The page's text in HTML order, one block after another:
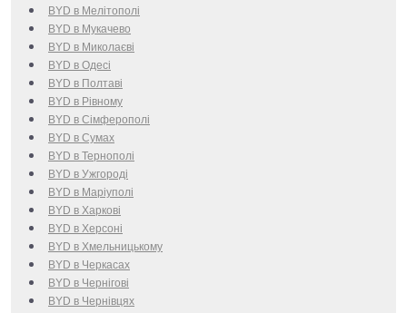
BYD в Мелітополі
BYD в Мукачево
BYD в Миколаєві
BYD в Одесі
BYD в Полтаві
BYD в Рівному
BYD в Сімферополі
BYD в Сумах
BYD в Тернополі
BYD в Ужгороді
BYD в Маріуполі
BYD в Харкові
BYD в Херсоні
BYD в Хмельницькому
BYD в Черкаcах
BYD в Чернігові
BYD в Чернівцях